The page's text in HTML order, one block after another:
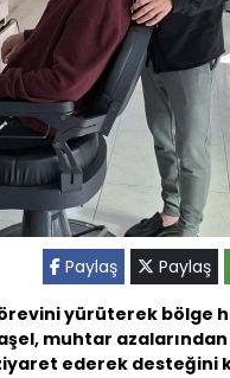
Paylaş Paylaş
yürüterek bölge
muhtar
ederek desteğini